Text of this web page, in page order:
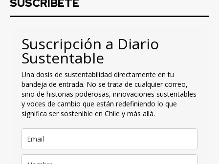
SUSCRIBETE
Suscripción a Diario
Sustentable
Una dosis de sustentabilidad directamente en tu
bandeja de entrada. No se trata de cualquier correo,
sino de historias poderosas, innovaciones sustentables
y voces de cambio que están redefiniendo lo que
significa ser sostenible en Chile y más allá.